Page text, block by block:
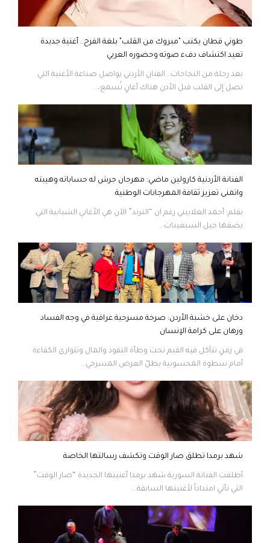
طوني قطان يكتب "مبروك من القلب" بلغة الفرح.. أغنية جديدة
تعيد اكتشاف دفء صوته وحضوره العربي
بعد رحلة من النجاحات.. الفنان الأردني يواصل صناعة الأغنية التي
تصل إلى القلب قبل الأذن هناك أغانٍ تُسمع،...
الفنانة الأردنية كارولين ماضي: مهرجان جرش له حساباته وهيبته
واتمنى تعزيز ثقافة المهرجانات الوطنية
بقلم: أحمد الغلاييني رغم ان “الترند” الآن هي الأغاني الشبابية التي
يصفها جيل السبعينات...
دخان على خشبة الأردن: صرخة مسرحية عراقية في وجه الفساد
ورهان على كرامة الإنسان
في زمنٍ تتآكل فيه القيم تحت وطأة النفوذ والمال وتتوارى الكفاءة
أمام سطوة المحسوبية يطلّ العرض المسرحي...
شهد برمدا تطلق صار الوقت وتكشف رسالتها الخاصة
أطلقت الفنانة السورية شهد برمدا أغنيتها الجديدة “صار الوقت”
التي تأتي امتداداً لأغنيتها السابقة...